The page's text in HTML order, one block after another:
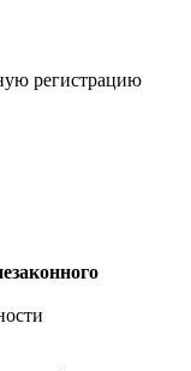
регистрацию